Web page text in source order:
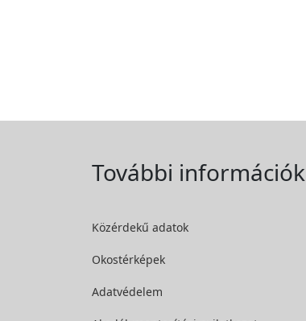
További információk
Közérdekű adatok
Okostérképek
Adatvédelem